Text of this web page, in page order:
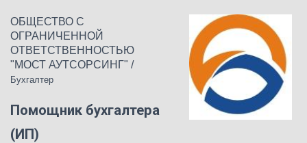
ОБЩЕСТВО С
ОГРАНИЧЕННОЙ
ОТВЕТСТВЕННОСТЬЮ
"МОСТ АУТСОРСИНГ" /
Бухгалтер
Помощник бухгалтера
(ИП)